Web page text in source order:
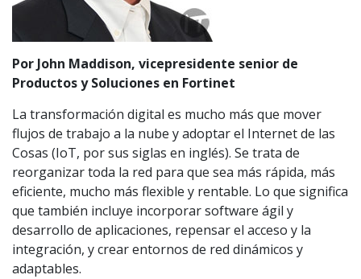
Por John Maddison, vicepresidente senior de
Productos y Soluciones en Fortinet
La transformación digital es mucho más que mover
flujos de trabajo a la nube y adoptar el Internet de las
Cosas (IoT, por sus siglas en inglés). Se trata de
reorganizar toda la red para que sea más rápida, más
eficiente, mucho más flexible y rentable. Lo que significa
que también incluye incorporar software ágil y
desarrollo de aplicaciones, repensar el acceso y la
integración, y crear entornos de red dinámicos y
adaptables.